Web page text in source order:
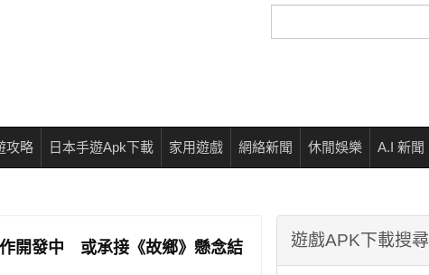
尋
攻略 日本手遊Apk下載 家用遊戲 網絡新聞 休閒娛樂 A.I 新聞
作開發中 或承接《故鄉》懸念結
遊戲APK下載搜尋